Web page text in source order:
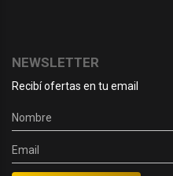
NEWSLETTER
Recibí ofertas en tu email